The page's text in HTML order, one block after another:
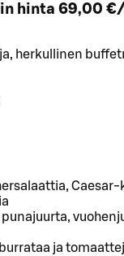
hinta 69,00
herkullinen
punajuurta,
ja